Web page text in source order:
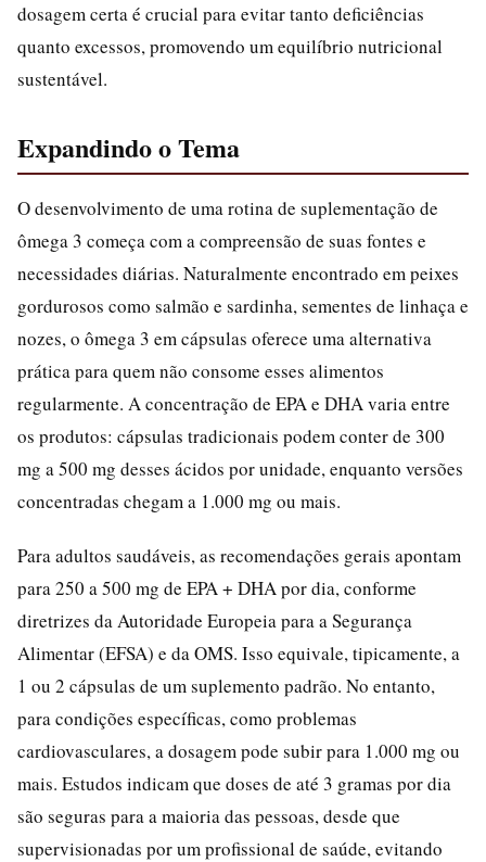
dosagem certa é crucial para evitar tanto deficiências
quanto excessos, promovendo um equilíbrio nutricional
sustentável.
Expandindo o Tema
O desenvolvimento de uma rotina de suplementação de
ômega 3 começa com a compreensão de suas fontes e
necessidades diárias. Naturalmente encontrado em peixes
gordurosos como salmão e sardinha, sementes de linhaça e
nozes, o ômega 3 em cápsulas oferece uma alternativa
prática para quem não consome esses alimentos
regularmente. A concentração de EPA e DHA varia entre
os produtos: cápsulas tradicionais podem conter de 300
mg a 500 mg desses ácidos por unidade, enquanto versões
concentradas chegam a 1.000 mg ou mais.
Para adultos saudáveis, as recomendações gerais apontam
para 250 a 500 mg de EPA + DHA por dia, conforme
diretrizes da Autoridade Europeia para a Segurança
Alimentar (EFSA) e da OMS. Isso equivale, tipicamente, a
1 ou 2 cápsulas de um suplemento padrão. No entanto,
para condições específicas, como problemas
cardiovasculares, a dosagem pode subir para 1.000 mg ou
mais. Estudos indicam que doses de até 3 gramas por dia
são seguras para a maioria das pessoas, desde que
supervisionadas por um profissional de saúde, evitando